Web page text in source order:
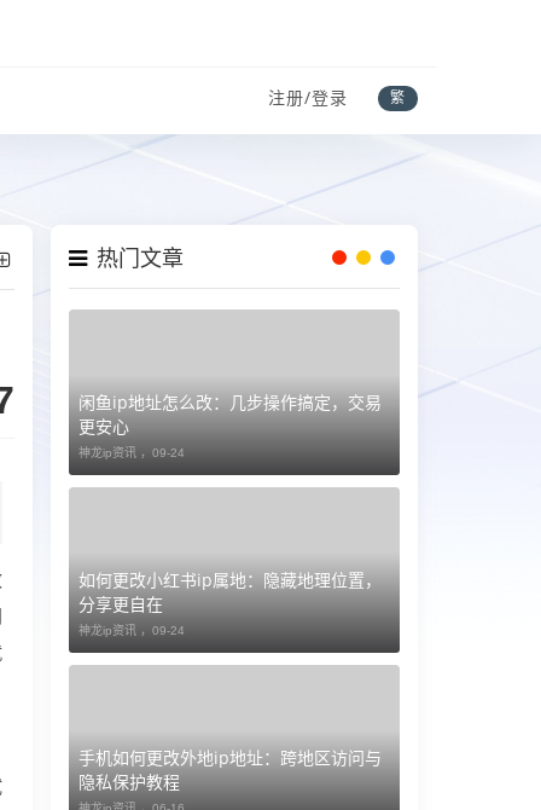
注册/登录 繁
热门文章
闲鱼ip地址怎么改：几步操作搞定，交易
更安心
神龙ip资讯 ， 09-24
如何更改小红书ip属地：隐藏地理位置，
分享更自在
神龙ip资讯 ， 09-24
手机如何更改外地ip地址：跨地区访问与
隐私保护教程